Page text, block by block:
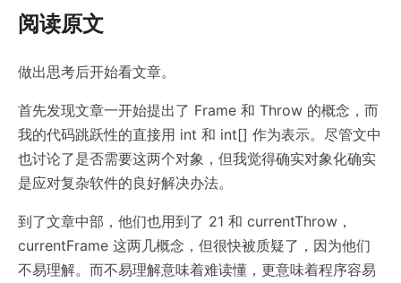
阅读原文
做出思考后开始看文章。
首先发现文章一开始提出了 Frame 和 Throw 的概念，而
我的代码跳跃性的直接用 int 和 int[] 作为表示。尽管文中
也讨论了是否需要这两个对象，但我觉得确实对象化确实
是应对复杂软件的良好解决办法。
到了文章中部，他们也用到了 21 和 currentThrow，
currentFrame 这两几概念，但很快被质疑了，因为他们
不易理解。而不易理解意味着难读懂，更意味着程序容易